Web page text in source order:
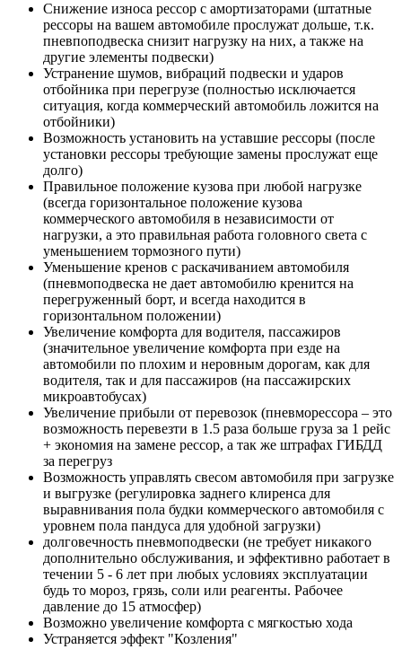
Снижение износа рессор с амортизаторами (штатные
рессоры на вашем автомобиле прослужат дольше, т.к.
пневпоподвеска снизит нагрузку на них, а также на
другие элементы подвески)
Устранение шумов, вибраций подвески и ударов
отбойника при перегрузе (полностью исключается
ситуация, когда коммерческий автомобиль ложится на
отбойники)
Возможность установить на уставшие рессоры (после
установки рессоры требующие замены прослужат еще
долго)
Правильное положение кузова при любой нагрузке
(всегда горизонтальное положение кузова
коммерческого автомобиля в независимости от
нагрузки, а это правильная работа головного света с
уменьшением тормозного пути)
Уменьшение кренов с раскачиванием автомобиля
(пневмоподвеска не дает автомобилю кренится на
перегруженный борт, и всегда находится в
горизонтальном положении)
Увеличение комфорта для водителя, пассажиров
(значительное увеличение комфорта при езде на
автомобили по плохим и неровным дорогам, как для
водителя, так и для пассажиров (на пассажирских
микроавтобусах)
Увеличение прибыли от перевозок (пневморессора – это
возможность перевезти в 1.5 раза больше груза за 1 рейс
+ экономия на замене рессор, а так же штрафах ГИБДД
за перегруз
Возможность управлять свесом автомобиля при загрузке
и выгрузке (регулировка заднего клиренса для
выравнивания пола будки коммерческого автомобиля с
уровнем пола пандуса для удобной загрузки)
долговечность пневмоподвески (не требует никакого
дополнительно обслуживания, и эффективно работает в
течении 5 - 6 лет при любых условиях эксплуатации
будь то мороз, грязь, соли или реагенты. Рабочее
давление до 15 атмосфер)
Возможно увеличение комфорта с мягкостью хода
Устраняется эффект "Козления"